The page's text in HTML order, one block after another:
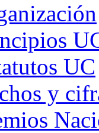
UC
y